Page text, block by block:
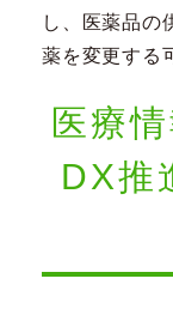
し、医薬品の
薬を変更する
医療
DX推